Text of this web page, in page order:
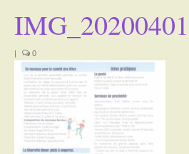
La Mairie
Le village
Tourisme
Actualités
Activités
| 0